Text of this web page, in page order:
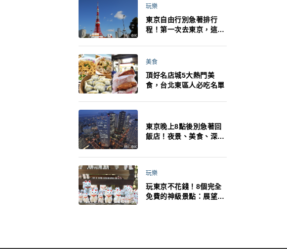
玩樂
東京自由行別急著排行
程！第一次去東京，這10
美食
頂好名店城5大熱門美
食，台北東區人必吃名單
東京晚上8點後別急著回
飯店！夜景、美食、深夜
夜生活才正要開始
玩樂
玩東京不花錢！8個完全
免費的神級景點：展望台